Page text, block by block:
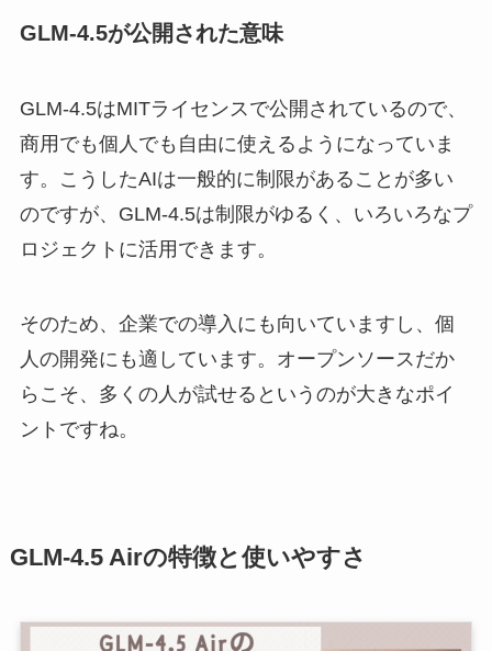
GLM‑4.5が公開された意味
GLM‑4.5はMITライセンスで公開されているので、
商用でも個人でも自由に使えるようになっていま
す。こうしたAIは一般的に制限があることが多い
のですが、GLM‑4.5は制限がゆるく、いろいろなプ
ロジェクトに活用できます。
そのため、企業での導入にも向いていますし、個
人の開発にも適しています。オープンソースだか
らこそ、多くの人が試せるというのが大きなポイ
ントですね。
GLM‑4.5 Airの特徴と使いやすさ